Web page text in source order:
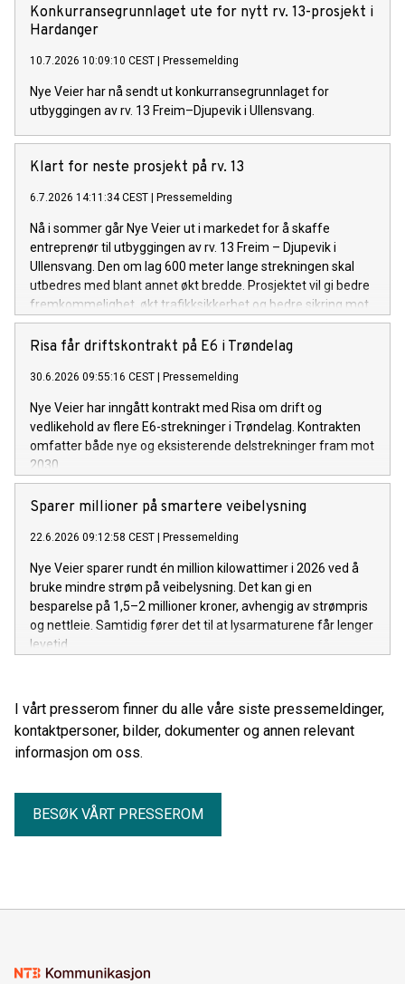
Konkurransegrunnlaget ute for nytt rv. 13-prosjekt i
Hardanger
10.7.2026 10:09:10 CEST Pressemelding
Nye Veier har nå sendt ut konkurransegrunnlaget for
utbyggingen av rv. 13 Freim–Djupevik i Ullensvang.
Klart for neste prosjekt på rv. 13
6.7.2026 14:11:34 CEST Pressemelding
Nå i sommer går Nye Veier ut i markedet for å skaffe
entreprenør til utbyggingen av rv. 13 Freim – Djupevik i
Ullensvang. Den om lag 600 meter lange strekningen skal
utbedres med blant annet økt bredde. Prosjektet vil gi bedre
fremkommelighet, økt trafikksikkerhet og bedre sikring mot
skred.
Risa får driftskontrakt på E6 i Trøndelag
30.6.2026 09:55:16 CEST Pressemelding
Nye Veier har inngått kontrakt med Risa om drift og
vedlikehold av flere E6-strekninger i Trøndelag. Kontrakten
omfatter både nye og eksisterende delstrekninger fram mot
2030.
Sparer millioner på smartere veibelysning
22.6.2026 09:12:58 CEST Pressemelding
Nye Veier sparer rundt én million kilowattimer i 2026 ved å
bruke mindre strøm på veibelysning. Det kan gi en
besparelse på 1,5–2 millioner kroner, avhengig av strømpris
og nettleie. Samtidig fører det til at lysarmaturene får lenger
levetid.
I vårt presserom finner du alle våre siste pressemeldinger,
kontaktpersoner, bilder, dokumenter og annen relevant
informasjon om oss.
BESØK VÅRT PRESSEROM